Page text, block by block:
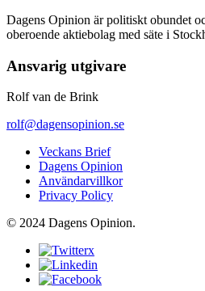
Dagens Opinion är politiskt obundet
oberoende aktiebolag med säte i
Ansvarig utgivare
Rolf van de Brink
rolf@dagensopinion.se
Veckans Brief
Dagens Opinion
Användarvillkor
Privacy Policy
© 2024 Dagens Opinion.